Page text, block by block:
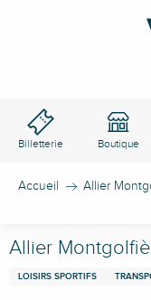
Billetterie Boutique
Accueil Allier
Allier
LOISIRS SPORTIFS